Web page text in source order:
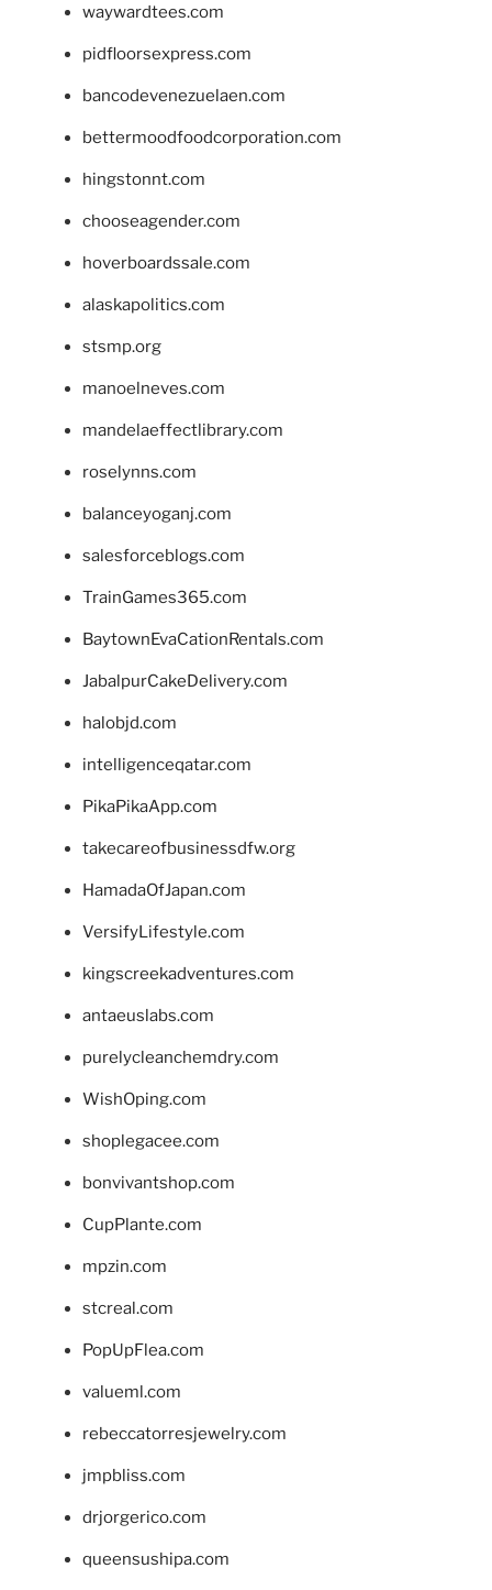
waywardtees.com
pidfloorsexpress.com
bancodevenezuelaen.com
bettermoodfoodcorporation.com
hingstonnt.com
chooseagender.com
hoverboardssale.com
alaskapolitics.com
stsmp.org
manoelneves.com
mandelaeffectlibrary.com
roselynns.com
balanceyoganj.com
salesforceblogs.com
TrainGames365.com
BaytownEvaCationRentals.com
JabalpurCakeDelivery.com
halobjd.com
intelligenceqatar.com
PikaPikaApp.com
takecareofbusinessdfw.org
HamadaOfJapan.com
VersifyLifestyle.com
kingscreekadventures.com
antaeuslabs.com
purelycleanchemdry.com
WishOping.com
shoplegacee.com
bonvivantshop.com
CupPlante.com
mpzin.com
stcreal.com
PopUpFlea.com
valueml.com
rebeccatorresjewelry.com
jmpbliss.com
drjorgerico.com
queensushipa.com